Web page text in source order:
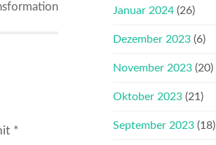
*
Januar 2024 (26)
Dezember 2023 (6)
November 2023 (20)
Oktober 2023 (21)
September 2023 (18)